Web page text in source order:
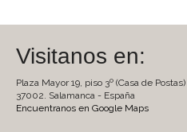
Visitanos en:
Plaza Mayor 19, piso 3º (Casa de Postas)
37002. Salamanca - España
Encuentranos en Google Maps